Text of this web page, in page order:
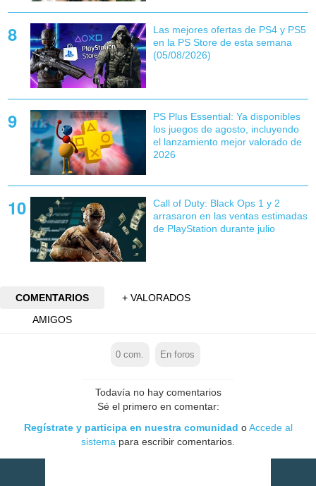
Las mejores ofertas de PS4 y PS5
en la PS Store de esta semana
(05/08/2026)
PS Plus Essential: Ya disponibles
los juegos de agosto, incluyendo
el lanzamiento mejor valorado de
2026
Call of Duty: Black Ops 1 y 2
arrasaron en las ventas estimadas
de PlayStation durante julio
COMENTARIOS
+ VALORADOS
AMIGOS
0 com. En foros
Todavía no hay comentarios
Sé el primero en comentar:
Regístrate y participa en nuestra comunidad oAccede al
sistema para escribir comentarios.